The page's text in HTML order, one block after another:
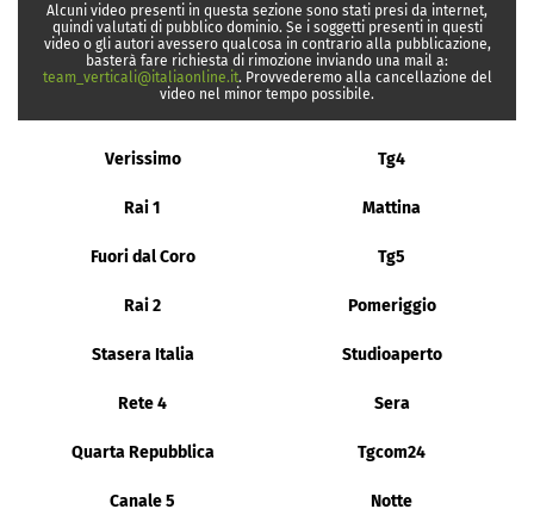
Alcuni video presenti in questa sezione sono stati presi da internet,
quindi valutati di pubblico dominio. Se i soggetti presenti in questi
video o gli autori avessero qualcosa in contrario alla pubblicazione,
basterà fare richiesta di rimozione inviando una mail a:
team_verticali@italiaonline.it. Provvederemo alla cancellazione del
video nel minor tempo possibile.
Verissimo Tg4
Rai 1 Mattina
Fuori dal Coro Tg5
Rai 2 Pomeriggio
Stasera Italia Studioaperto
Rete 4 Sera
Quarta Repubblica Tgcom24
Canale 5 Notte